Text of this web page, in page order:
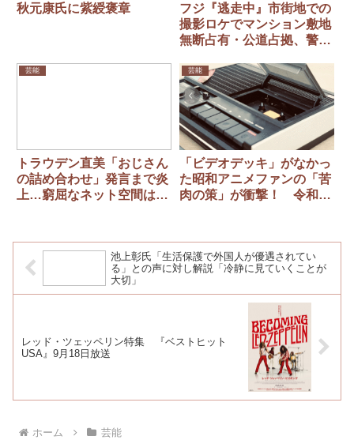
秋元康氏に紫綬褒章
フジ『逃走中』市街地での
撮影ロケでマンション敷地
無断占有・公道占拠、警察
全内幕
芸能
トラウデン直美「おじさん
の詰め合わせ」発言まで炎
上…窮屈なネット空間は
芸能
「ビデオデッキ」がなかっ
た昭和アニメファンの「苦
肉の策」が衝撃！ 令和の
池上彰氏「生活保護で外国人が優遇されてい
る」との声に対し解説「冷静に見ていくことが
大切」
レッド・ツェッペリン特集 『ベストヒット
USA』9月18日放送
ホーム 芸能